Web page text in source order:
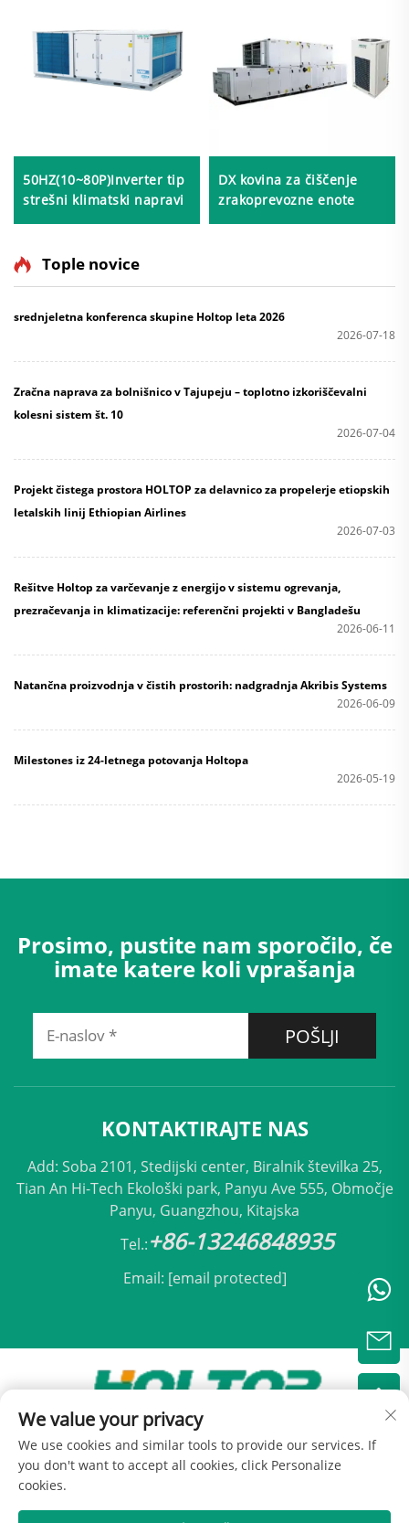
50HZ(10~80P)Inverter tip
strešni klimatski napravi
DX kovina za čiščenje
zrakoprevozne enote
Tople novice
srednjeletna konferenca skupine Holtop leta 2026
2026-07-18
Zračna naprava za bolnišnico v Tajupeju – toplotno izkoriščevalni
kolesni sistem št. 10
2026-07-04
Projekt čistega prostora HOLTOP za delavnico za propelerje etiopskih
letalskih linij Ethiopian Airlines
2026-07-03
Rešitve Holtop za varčevanje z energijo v sistemu ogrevanja,
prezračevanja in klimatizacije: referenčni projekti v Bangladešu
2026-06-11
Natančna proizvodnja v čistih prostorih: nadgradnja Akribis Systems
2026-06-09
Milestones iz 24-letnega potovanja Holtopa
2026-05-19
Prosimo, pustite nam sporočilo, če
imate katere koli vprašanja
POŠLJI
KONTAKTIRAJTE NAS
Add: Soba 2101, Stedijski center, Biralnik številka 25,
Tian An Hi-Tech Ekološki park, Panyu Ave 555, Območje
Panyu, Guangzhou, Kitajska
Tel.:+86-13246848935
Email: [email protected]
Avtorji pravic © 2025 Beijing Holtop Klimatizacija,
d.o.o. - Politika zasebnosti
We value your privacy
We use cookies and similar tools to provide our services. If
you don't want to accept all cookies, click Personalize
cookies.